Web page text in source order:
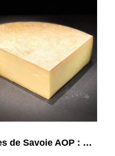
Raclettes de Savoie AOP : Nature, Fumée...